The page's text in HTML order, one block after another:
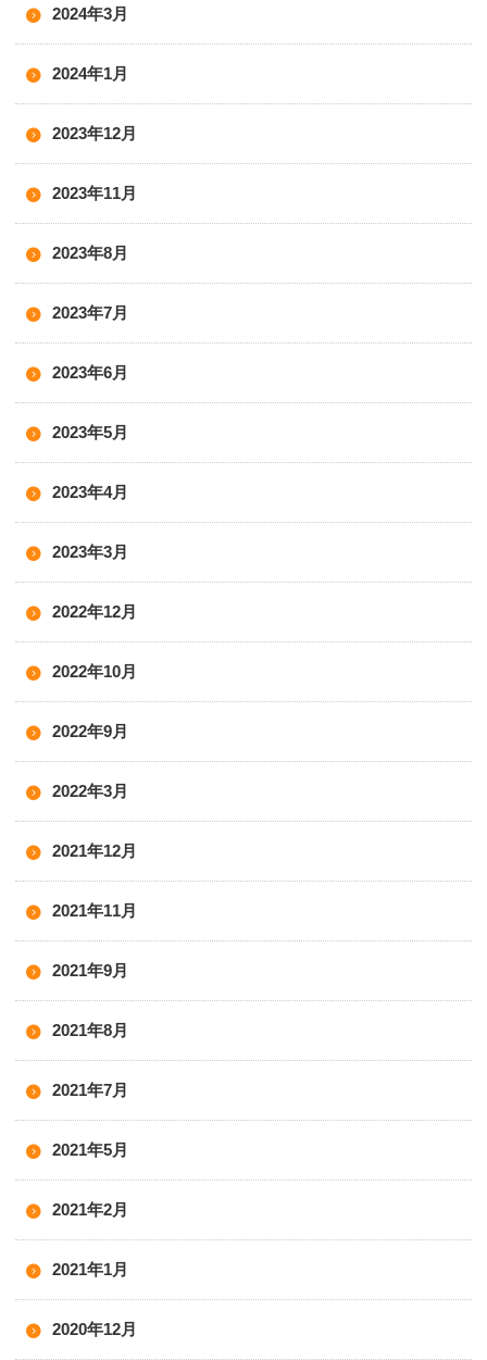
2024年3月
2024年1月
2023年12月
2023年11月
2023年8月
2023年7月
2023年6月
2023年5月
2023年4月
2023年3月
2022年12月
2022年10月
2022年9月
2022年3月
2021年12月
2021年11月
2021年9月
2021年8月
2021年7月
2021年5月
2021年2月
2021年1月
2020年12月